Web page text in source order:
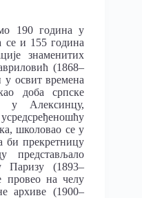
190 година у
се и 155 година
знаменитих
(1868–
у освит времена
доба српске
у Алексинцу,
школовао се у
би прекретницу
Паризу (1893–
провео на челу
архиве (1900–